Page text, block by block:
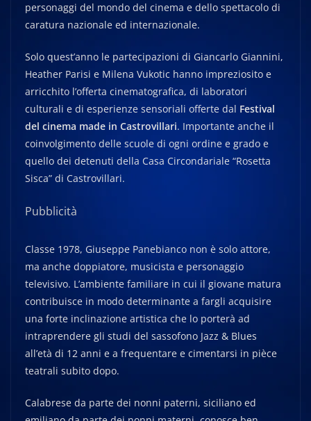
personaggi del mondo del cinema e dello spettacolo di
caratura nazionale ed internazionale.
Solo quest’anno le partecipazioni di Giancarlo Giannini,
Heather Parisi e Milena Vukotic hanno impreziosito e
arricchito l’offerta cinematografica, di laboratori
culturali e di esperienze sensoriali offerte dal Festival
del cinema made in Castrovillari. Importante anche il
coinvolgimento delle scuole di ogni ordine e grado e
quello dei detenuti della Casa Circondariale “Rosetta
Sisca” di Castrovillari.
Pubblicità
Classe 1978, Giuseppe Panebianco non è solo attore,
ma anche doppiatore, musicista e personaggio
televisivo. L’ambiente familiare in cui il giovane matura
contribuisce in modo determinante a fargli acquisire
una forte inclinazione artistica che lo porterà ad
intraprendere gli studi del sassofono Jazz & Blues
all’età di 12 anni e a frequentare e cimentarsi in pièce
teatrali subito dopo.
Calabrese da parte dei nonni paterni, siciliano ed